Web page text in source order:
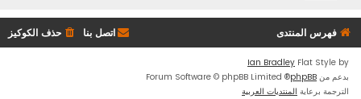
فهرس المنتدى حذف الكوكيز اتصل بنا
Flat Style by
Ian Bradley
بدعم من phpBB
® Forum Software © phpBB Limited
الترجمة برعاية المنتديات العربية